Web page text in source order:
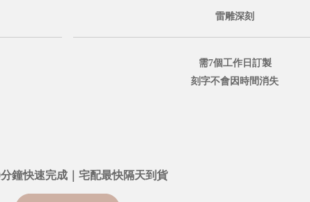
雷雕深刻
需7個工作日訂製
刻字不會因時間消失
分鐘快速完成｜宅配最快隔天到貨